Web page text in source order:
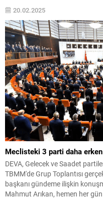
20.02.2025
Meclisteki 3 parti daha
DEVA, Gelecek ve Saadet
TBMM'de Grup Toplantısı
başkanı gündeme ilişkin
Mahmut Arıkan, hemen her